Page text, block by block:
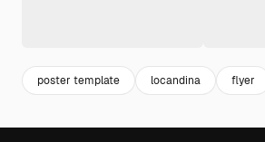
poster template locandina flyer